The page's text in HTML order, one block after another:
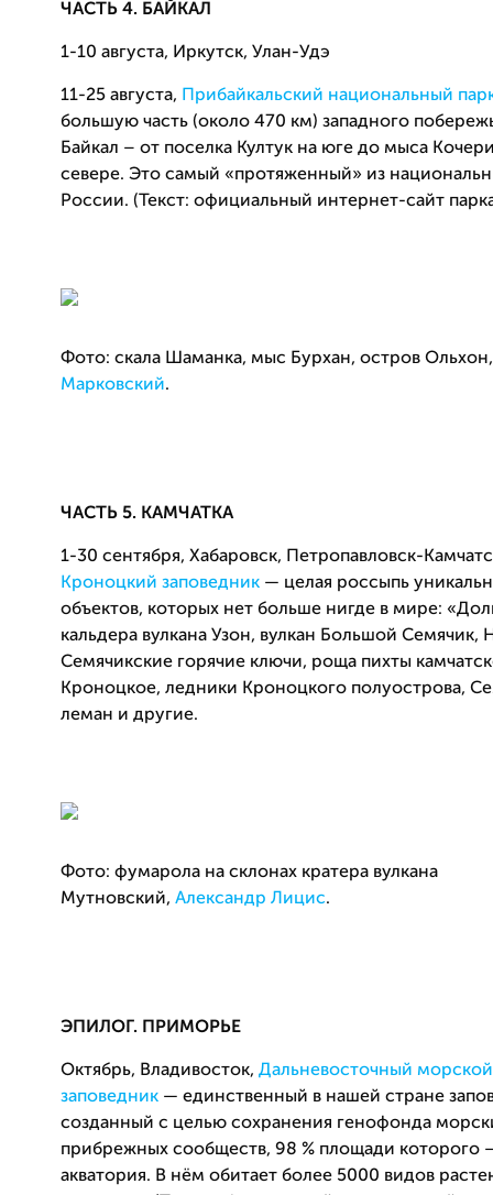
ЧАСТЬ 4. БАЙКАЛ
1-10 августа, Иркутск, Улан-Удэ
11-25 августа,
Прибайкальский национальный
большую часть (около 470 км) западного
Байкал – от поселка Култук на юге до мыса
севере. Это самый «протяженный» из
России. (Текст: официальный интернет-сайт
Фото: скала Шаманка, мыс Бурхан, остров
Марковский.
ЧАСТЬ 5. КАМЧАТКА
1-30 сентября, Хабаровск,
Петропавловск-
Кроноцкий заповедник — целая россыпь
объектов, которых нет больше нигде в мире:
кальдера вулкана Узон, вулкан Большой Семячик,
Семячикские горячие ключи, роща пихты
Кроноцкое, ледники Кроноцкого полуострова,
леман и другие.
Фото: фумарола на склонах кратера вулкана
Мутновский, Александр Лицис.
ЭПИЛОГ. ПРИМОРЬЕ
Октябрь, Владивосток, Дальневосточный
заповедник — единственный в нашей стране
созданный с целью сохранения генофонда
прибрежных сообществ, 98 % площади которого
акватория. В нём обитает более 5000 видов